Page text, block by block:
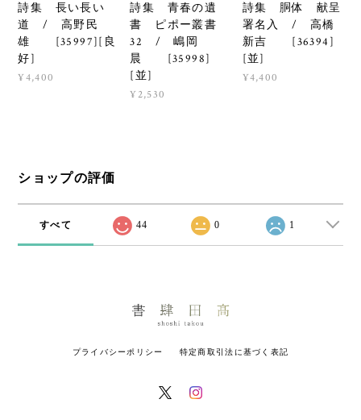
詩集 長い長い
道 / 高野民
雄 [35997][良
好]
¥4,400
詩集 青春の遺
書 ピポー叢書
32 / 嶋岡
晨 [35998]
[並]
¥2,530
詩集 胴体 献呈
署名入 / 高橋
新吉 [36394]
[並]
¥4,400
ショップの評価
すべて 44 0 1
プライバシーポリシー 特定商取引法に基づく表記